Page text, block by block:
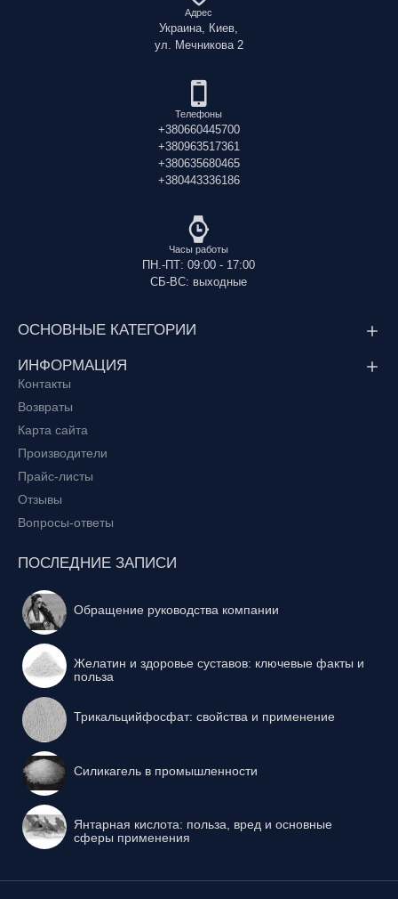
Адрес
Украина, Киев,
ул. Мечникова 2
Телефоны
+380660445700
+380963517361
+380635680465
+380443336186
Часы работы
ПН.-ПТ: 09:00 - 17:00
СБ-ВС: выходные
ОСНОВНЫЕ КАТЕГОРИИ
ИНФОРМАЦИЯ
Контакты
Возвраты
Карта сайта
Производители
Прайс-листы
Отзывы
Вопросы-ответы
ПОСЛЕДНИЕ ЗАПИСИ
Обращение руководства компании
Желатин и здоровье суставов: ключевые факты и
польза
Трикальцийфосфат: свойства и применение
Силикагель в промышленности
Янтарная кислота: польза, вред и основные
сферы применения